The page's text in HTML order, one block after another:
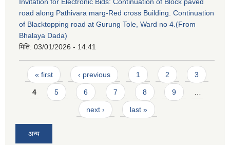
road along Pathivara marg-Red cross Building. Continuation
of Blacktopping road at Gurung Tole, Ward no 4.(From
Bhalaya Dada)
मिति: 03/01/2026 - 14:41
Pages
« first ‹ previous 1 2 3
4 5 6 7 8 9 …
next › last »
अन्य